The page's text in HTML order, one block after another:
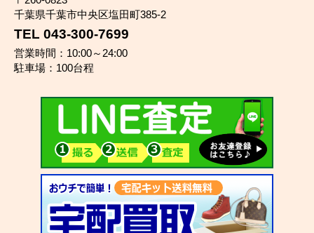
千葉県千葉市中央区塩田町385-2
TEL 043-300-7699
営業時間：10:00～24:00
駐車場：100台程